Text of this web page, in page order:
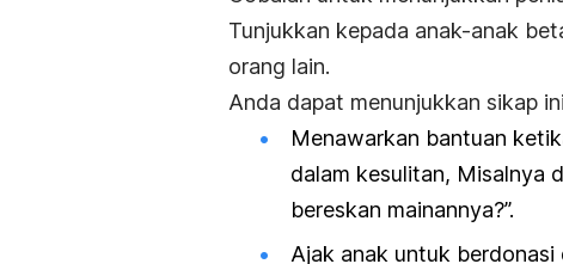
Tunjukkan kepada anak-anak
orang lain.
Anda dapat menunjukkan sikap
Menawarkan bantuan
dalam kesulitan, Misalnya
bereskan mainannya?”.
Ajak anak untuk berdonasi